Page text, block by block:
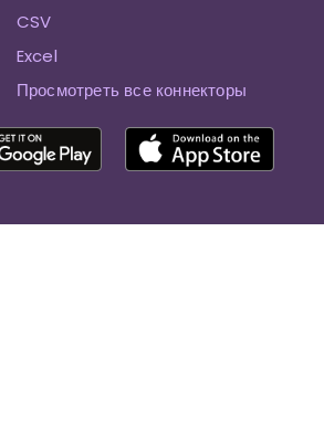
CSV
Excel
Просмотреть все коннекторы